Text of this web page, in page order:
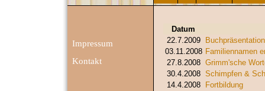
Impressum
Kontakt
Datum
22.7.2009
Buchpräsentation
03.11.2008 Familiennamen
27.8.2008 Grimm'sche
30.4.2008 Schimpfen &
14.4.2008
Fortbildung